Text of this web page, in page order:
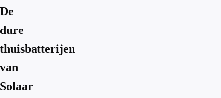
De
dure
thuisbatterijen
van
Solaar